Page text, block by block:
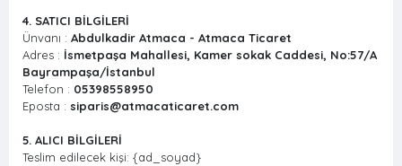
4. SATICI BİLGİLERİ
Ünvanı : Abdulkadir Atmaca - Atmaca Ticaret
Adres : İsmetpaşa Mahallesi, Kamer sokak Caddesi, No:57/A
Bayrampaşa/İstanbul
Telefon : 05398558950
Eposta : siparis@atmacaticaret.com
5. ALICI BİLGİLERİ
Teslim edilecek kişi: {ad_soyad}